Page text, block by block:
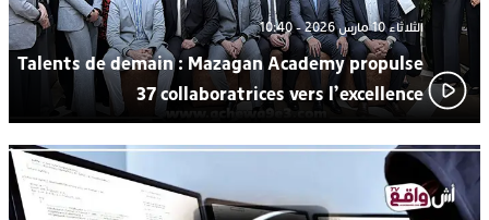
الثلاثاء 10 مارس 2026 - 10:40
Talents de demain : Mazagan Academy propulse
37 collaboratrices vers l’excellence